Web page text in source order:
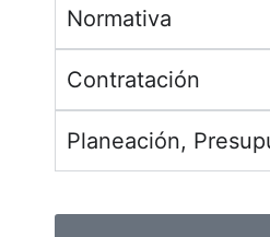
Normativa
Contratación
Planeación,